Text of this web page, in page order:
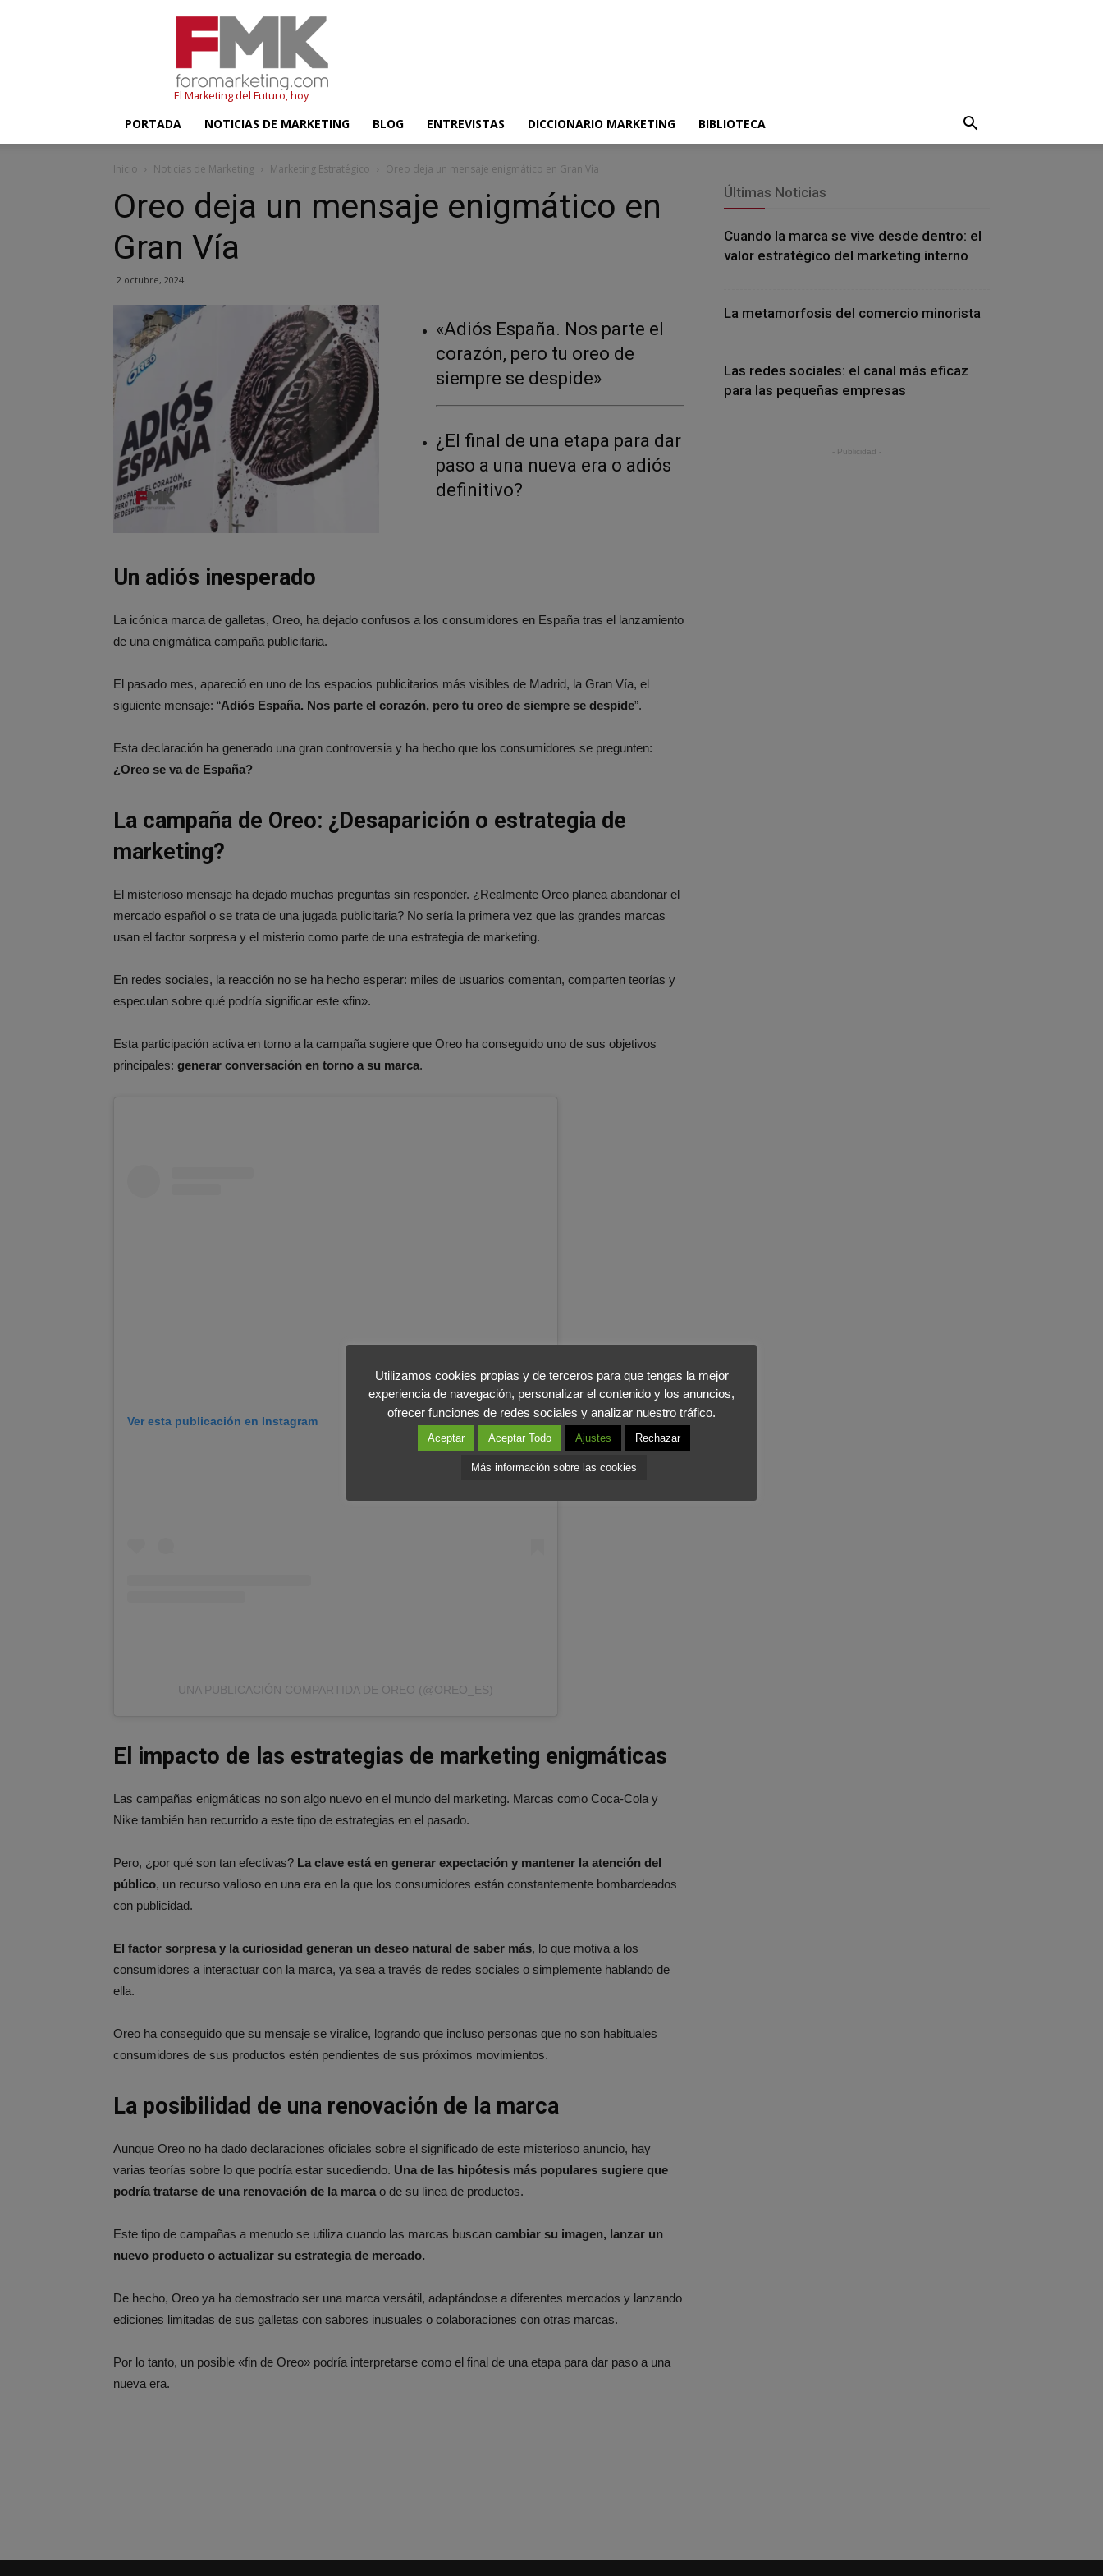
El Marketing del Futuro, hoy
PORTADA NOTICIAS DE MARKETING BLOG ENTREVISTAS DICCIONARIO MARKETING BIBLIOTECA
Inicio Noticias de Marketing Marketing Estratégico Oreo deja un mensaje enigmático en Gran Vía
Oreo deja un mensaje enigmático en
Gran Vía
2 octubre, 2024
«Adiós España. Nos parte el
corazón, pero tu oreo de
siempre se despide»
¿El final de una etapa para dar
paso a una nueva era o adiós
definitivo?
Un adiós inesperado
La icónica marca de galletas, Oreo, ha dejado confusos a los consumidores en España tras el lanzamiento
de una enigmática campaña publicitaria.
El pasado mes, apareció en uno de los espacios publicitarios más visibles de Madrid, la Gran Vía, el
siguiente mensaje: “Adiós España. Nos parte el corazón, pero tu oreo de siempre se despide”.
Esta declaración ha generado una gran controversia y ha hecho que los consumidores se pregunten:
¿Oreo se va de España?
La campaña de Oreo: ¿Desaparición o estrategia de
marketing?
El misterioso mensaje ha dejado muchas preguntas sin responder. ¿Realmente Oreo planea abandonar el
mercado español o se trata de una jugada publicitaria? No sería la primera vez que las grandes marcas
usan el factor sorpresa y el misterio como parte de una estrategia de marketing.
En redes sociales, la reacción no se ha hecho esperar: miles de usuarios comentan, comparten teorías y
especulan sobre qué podría significar este «fin».
Esta participación activa en torno a la campaña sugiere que Oreo ha conseguido uno de sus objetivos
principales: generar conversación en torno a su marca.
Ver esta publicación en Instagram
UNA PUBLICACIÓN COMPARTIDA DE OREO (@OREO_ES)
El impacto de las estrategias de marketing enigmáticas
Las campañas enigmáticas no son algo nuevo en el mundo del marketing. Marcas como Coca-Cola y
Nike también han recurrido a este tipo de estrategias en el pasado.
Pero, ¿por qué son tan efectivas? La clave está en generar expectación y mantener la atención del
público, un recurso valioso en una era en la que los consumidores están constantemente bombardeados
con publicidad.
El factor sorpresa y la curiosidad generan un deseo natural de saber más, lo que motiva a los
consumidores a interactuar con la marca, ya sea a través de redes sociales o simplemente hablando de
ella.
Oreo ha conseguido que su mensaje se viralice, logrando que incluso personas que no son habituales
consumidores de sus productos estén pendientes de sus próximos movimientos.
La posibilidad de una renovación de la marca
Aunque Oreo no ha dado declaraciones oficiales sobre el significado de este misterioso anuncio, hay
varias teorías sobre lo que podría estar sucediendo. Una de las hipótesis más populares sugiere que
podría tratarse de una renovación de la marca o de su línea de productos.
Este tipo de campañas a menudo se utiliza cuando las marcas buscan cambiar su imagen, lanzar un
nuevo producto o actualizar su estrategia de mercado.
De hecho, Oreo ya ha demostrado ser una marca versátil, adaptándose a diferentes mercados y lanzando
ediciones limitadas de sus galletas con sabores inusuales o colaboraciones con otras marcas.
Por lo tanto, un posible «fin de Oreo» podría interpretarse como el final de una etapa para dar paso a una
nueva era.
Últimas Noticias
Cuando la marca se vive desde dentro: el
valor estratégico del marketing interno
La metamorfosis del comercio minorista
Las redes sociales: el canal más eficaz
para las pequeñas empresas
- Publicidad -
Utilizamos cookies propias y de terceros para que tengas la mejor
experiencia de navegación, personalizar el contenido y los anuncios,
ofrecer funciones de redes sociales y analizar nuestro tráfico.
Aceptar Aceptar Todo Ajustes Rechazar
Más información sobre las cookies